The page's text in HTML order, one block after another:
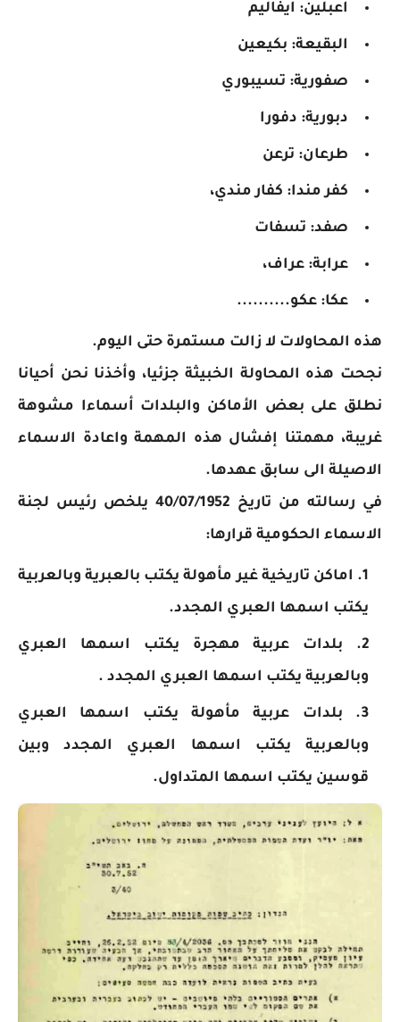
اعبلين: ايفاليم
البقيعة: بكيعين
صفورية: تسيبوري
دبورية: دفورا
طرعان: ترعن
كفر مندا: كفار مندي،
صفد: تسفات
عرابة: عراف،
عكا: عكو..........
هذه المحاولات لا زالت مستمرة حتى اليوم.
نجحت هذه المحاولة الخبيثة جزئيا، وأخذنا نحن أحيانا
نطلق على بعض الأماكن والبلدات أسماءا مشوهة
غريبة، مهمتنا إفشال هذه المهمة واعادة الاسماء
الاصيلة الى سابق عهدها.
في رسالته من تاريخ 40/07/1952 يلخص رئيس لجنة
الاسماء الحكومية قرارها:
اماكن تاريخية غير مأهولة يكتب بالعبرية وبالعربية
يكتب اسمها العبري المجدد.
بلدات عربية مهجرة يكتب اسمها العبري
وبالعربية يكتب اسمها العبري المجدد .
بلدات عربية مأهولة يكتب اسمها العبري
وبالعربية يكتب اسمها العبري المجدد وبين
قوسين يكتب اسمها المتداول.